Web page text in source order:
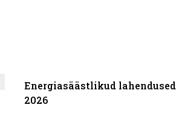
Energiasäästlikud lahendused
2026